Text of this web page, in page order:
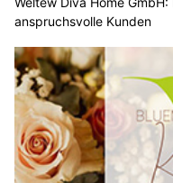
anspruchsvolle Kunden